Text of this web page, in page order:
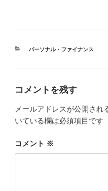
カ
パーソナル・ファイナンス
コメントを残す
メールアドレスが公開され
いている欄は必須項目です
コメント ※